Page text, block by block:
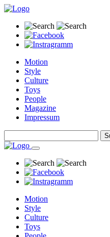
Motion
Style
Culture
Toys
People
Magazine
Impressum
Motion
Style
Culture
Toys